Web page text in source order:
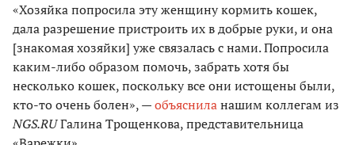
«Хозяйка попросила эту женщину кормить кошек,
дала разрешение пристроить их в добрые руки, и она
[знакомая хозяйки] уже связалась с нами. Попросила
каким-либо образом помочь, забрать хотя бы
несколько кошек, поскольку все они истощены были,
кто-то очень болен», —объясниланашим коллегам из
NGS.RUГалина Трощенкова, представительница